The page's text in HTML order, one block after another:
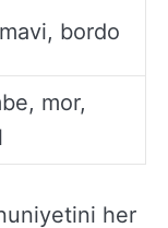
bordo
mor,
her